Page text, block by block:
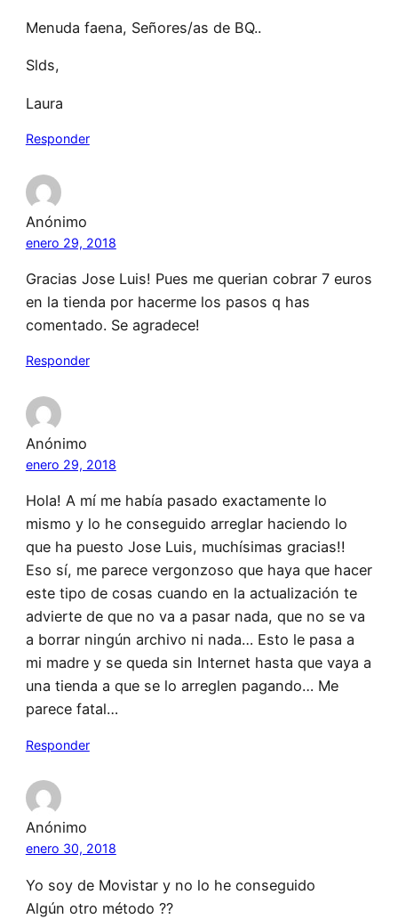
Menuda faena, Señores/as de BQ..
Slds,
Laura
Responder
Anónimo
enero 29, 2018
Gracias Jose Luis! Pues me querian cobrar 7 euros
en la tienda por hacerme los pasos q has
comentado. Se agradece!
Responder
Anónimo
enero 29, 2018
Hola! A mí me había pasado exactamente lo
mismo y lo he conseguido arreglar haciendo lo
que ha puesto Jose Luis, muchísimas gracias!!
Eso sí, me parece vergonzoso que haya que hacer
este tipo de cosas cuando en la actualización te
advierte de que no va a pasar nada, que no se va
a borrar ningún archivo ni nada… Esto le pasa a
mi madre y se queda sin Internet hasta que vaya a
una tienda a que se lo arreglen pagando… Me
parece fatal…
Responder
Anónimo
enero 30, 2018
Yo soy de Movistar y no lo he conseguido
Algún otro método ??